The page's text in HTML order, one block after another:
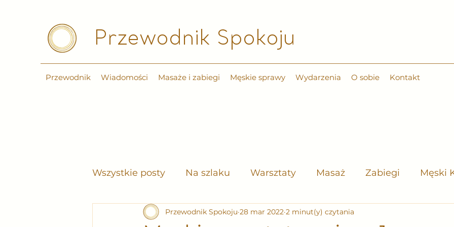
Przewodnik Spokoju​
Przewodnik Wiadomości Masaże i zabiegi Męskie sprawy Wydarzenia O sobie Kontakt
Wszystkie posty Na szlaku Warsztaty Masaż Zabiegi Męski
Przewodnik Spokoju 28 mar 2022 2 minut(y) czytania